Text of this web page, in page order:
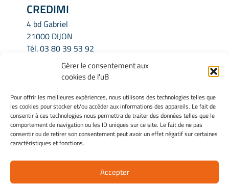
Gérer le consentement aux
cookies de l'uB
Pour offrir les meilleures expériences, nous utilisons des technologies telles que
les cookies pour stocker et/ou accéder aux informations des appareils. Le fait de
consentir à ces technologies nous permettra de traiter des données telles que le
comportement de navigation ou les ID uniques sur ce site. Le fait de ne pas
consentir ou de retirer son consentement peut avoir un effet négatif sur certaines
caractéristiques et fonctions.
Accepter
CREDIMI
4 bd Gabriel
21000 DIJON
Tél.03 80 39 53 92
credimi.secretariat@u-bourgogne.fr
INFORMATIONS LÉGALES
Mentions légales
Gérer mes cookies
Politique de cookies
Déclaration de confidentialité
Avertissement